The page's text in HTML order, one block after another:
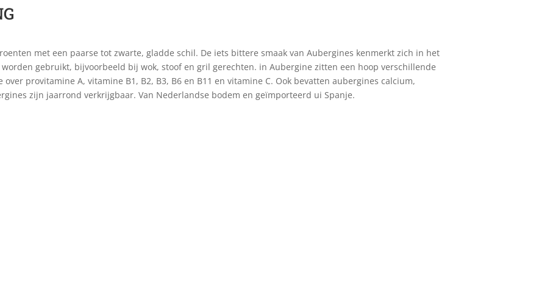
met een paarse tot zwarte, gladde schil. De iets bittere smaak van Aubergines kenmerkt zich in het
gebruikt, bijvoorbeeld bij wok, stoof en gril gerechten. in Aubergine zitten een hoop verschillende
provitamine A, vitamine B1, B2, B3, B6 en B11 en vitamine C. Ook bevatten aubergines calcium,
zijn jaarrond verkrijgbaar. Van Nederlandse bodem en geïmporteerd ui Spanje.